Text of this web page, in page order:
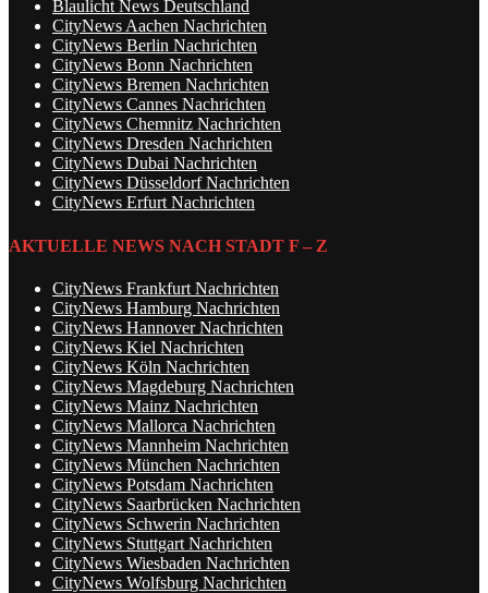
Blaulicht News Deutschland
CityNews Aachen Nachrichten
CityNews Berlin Nachrichten
CityNews Bonn Nachrichten
CityNews Bremen Nachrichten
CityNews Cannes Nachrichten
CityNews Chemnitz Nachrichten
CityNews Dresden Nachrichten
CityNews Dubai Nachrichten
CityNews Düsseldorf Nachrichten
CityNews Erfurt Nachrichten
AKTUELLE NEWS NACH STADT F – Z
CityNews Frankfurt Nachrichten
CityNews Hamburg Nachrichten
CityNews Hannover Nachrichten
CityNews Kiel Nachrichten
CityNews Köln Nachrichten
CityNews Magdeburg Nachrichten
CityNews Mainz Nachrichten
CityNews Mallorca Nachrichten
CityNews Mannheim Nachrichten
CityNews München Nachrichten
CityNews Potsdam Nachrichten
CityNews Saarbrücken Nachrichten
CityNews Schwerin Nachrichten
CityNews Stuttgart Nachrichten
CityNews Wiesbaden Nachrichten
CityNews Wolfsburg Nachrichten